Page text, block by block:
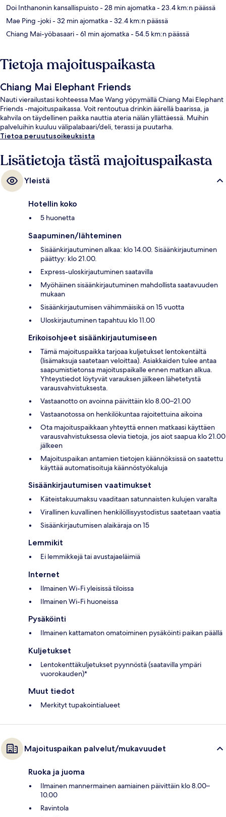
Doi Inthanonin kansallispuisto- 28 min ajomatka- 23.4 km:n päässä
Mae Ping -joki- 32 min ajomatka- 32.4 km:n päässä
Chiang Mai-yöbasaari- 61 min ajomatka- 54.5 km:n päässä
Tietoja majoituspaikasta
Chiang Mai Elephant Friends
Nauti vierailustasi kohteessa Mae Wang yöpymällä Chiang Mai Elephant
Friends -majoituspaikassa. Voit rentoutua drinkin äärellä baarissa, ja
kahvila on täydellinen paikka nauttia ateria nälän yllättäessä. Muihin
palveluihin kuuluu välipalabaari/deli, terassi ja puutarha.
Tietoa peruutusoikeuksista
Lisätietoja tästä majoituspaikasta
Yleistä
Hotellin koko
5 huonetta
Saapuminen/lähteminen
Sisäänkirjautuminen alkaa: klo 14.00. Sisäänkirjautuminen
päättyy: klo 21.00.
Express-uloskirjautuminen saatavilla
Myöhäinen sisäänkirjautuminen mahdollista saatavuuden
mukaan
Sisäänkirjautumisen vähimmäisikä on 15 vuotta
Uloskirjautuminen tapahtuu klo 11.00
Erikoisohjeet sisäänkirjautumiseen
Tämä majoituspaikka tarjoaa kuljetukset lentokentältä
(lisämaksuja saatetaan veloittaa). Asiakkaiden tulee antaa
saapumistietonsa majoituspaikalle ennen matkan alkua.
Yhteystiedot löytyvät varauksen jälkeen lähetetystä
varausvahvistuksesta.
Vastaanotto on avoinna päivittäin klo 8.00–21.00
Vastaanotossa on henkilökuntaa rajoitettuina aikoina
Ota majoituspaikkaan yhteyttä ennen matkaasi käyttäen
varausvahvistuksessa olevia tietoja, jos aiot saapua klo 21.00
jälkeen
Majoituspaikan antamien tietojen käännöksissä on saatettu
käyttää automatisoituja käännöstyökaluja
Sisäänkirjautumisen vaatimukset
Käteistakuumaksu vaaditaan satunnaisten kulujen varalta
Virallinen kuvallinen henkilöllisyystodistus saatetaan vaatia
Sisäänkirjautumisen alaikäraja on 15
Lemmikit
Ei lemmikkejä tai avustajaeläimiä
Internet
Ilmainen Wi-Fi yleisissä tiloissa
Ilmainen Wi-Fi huoneissa
Pysäköinti
Ilmainen kattamaton omatoiminen pysäköinti paikan päällä
Kuljetukset
Lentokenttäkuljetukset pyynnöstä (saatavilla ympäri
vuorokauden)*
Muut tiedot
Merkityt tupakointialueet
Majoituspaikan palvelut/mukavuudet
Ruoka ja juoma
Ilmainen mannermainen aamiainen päivittäin klo 8.00–
10.00
Ravintola